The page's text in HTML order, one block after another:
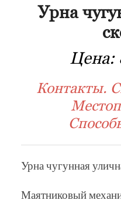
Урна
Цена:
Контакты.
Урна чугунная
Маятниковый